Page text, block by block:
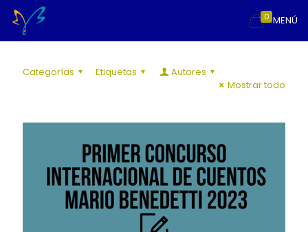
MENÚ
0
Categorías Etiquetas
Autores
Mostrar todo